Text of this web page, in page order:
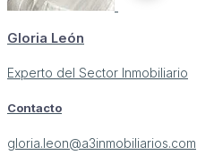
Gloria León
Experto del Sector Inmobiliario
Contacto
gloria.leon@a3inmobiliarios.com